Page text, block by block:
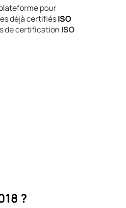
pour
déjà certifiésISO
de certification ISO
?